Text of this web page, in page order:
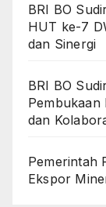
BRI BO
HUT ke-7
dan Sinergi
BRI BO
Pembukaan
dan
Pemerintah
Ekspor